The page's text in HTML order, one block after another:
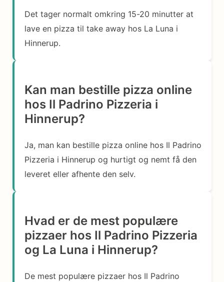
Det tager normalt omkring 15-20 minutter at
lave en pizza til take away hos La Luna i
Hinnerup.
Kan man bestille pizza online
hos Il Padrino Pizzeria i
Hinnerup?
Ja, man kan bestille pizza online hos Il Padrino
Pizzeria i Hinnerup og hurtigt og nemt få den
leveret eller afhente den selv.
Hvad er de mest populære
pizzaer hos Il Padrino Pizzeria
og La Luna i Hinnerup?
De mest populære pizzaer hos Il Padrino